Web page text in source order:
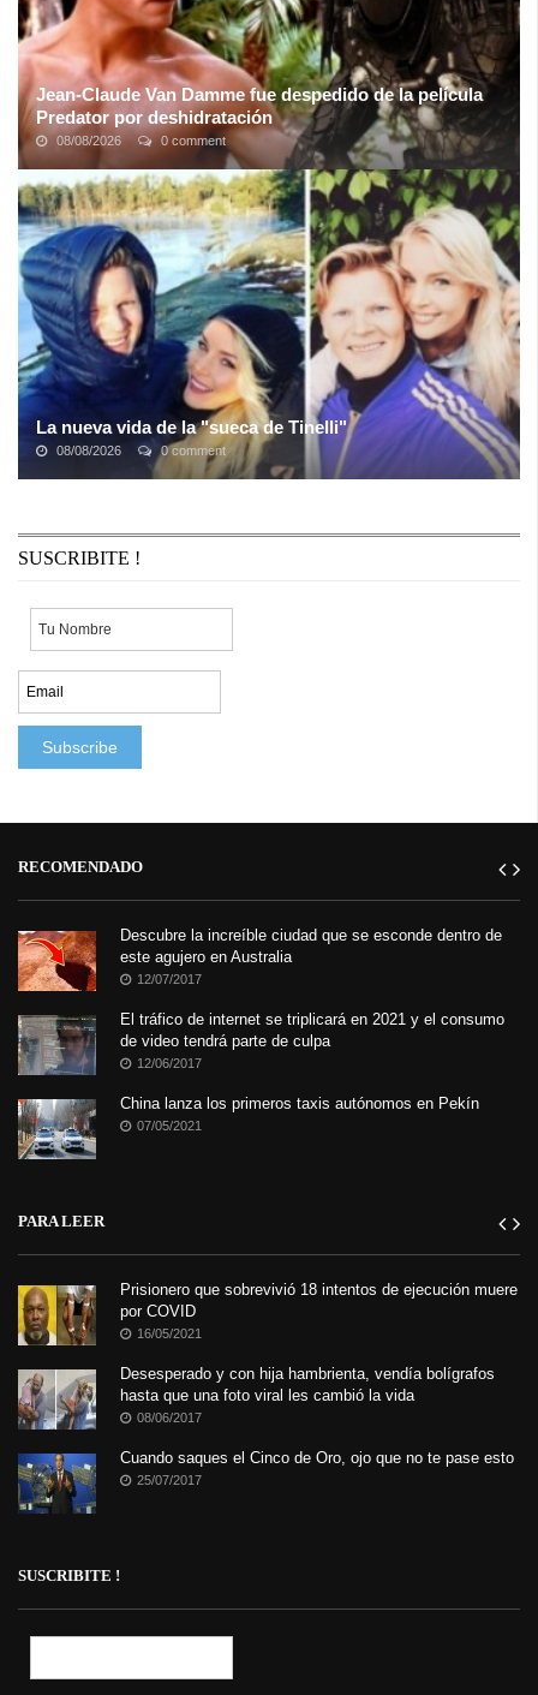
Jean-Claude Van Damme fue despedido de la película
Predator por deshidratación
08/08/2026 0 comment
El actor de Depredador, Bill Duke, respalda las afirmaciones de
que Jean-Claude Van Damme fue despedido de la película debido
a la frecuente ...
La nueva vida de la "sueca de Tinelli"
08/08/2026 0 comment
Alexandra Larsson, la rubia que participó de Bailando por un sueño
SUSCRIBITE !
RECOMENDADO
Descubre la increíble ciudad que se esconde dentro de
este agujero en Australia
12/07/2017
El tráfico de internet se triplicará en 2021 y el consumo
de video tendrá parte de culpa
12/06/2017
China lanza los primeros taxis autónomos en Pekín
07/05/2021
PARA LEER
Prisionero que sobrevivió 18 intentos de ejecución muere
por COVID
16/05/2021
Desesperado y con hija hambrienta, vendía bolígrafos
hasta que una foto viral les cambió la vida
08/06/2017
Cuando saques el Cinco de Oro, ojo que no te pase esto
25/07/2017
SUSCRIBITE !